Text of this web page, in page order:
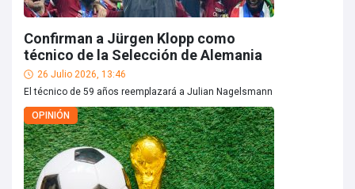
Confirman a Jürgen Klopp como
técnico de la Selección de Alemania
26 Julio 2026, 13:46
El técnico de 59 años reemplazará a Julian Nagelsmann
OPINIÓN